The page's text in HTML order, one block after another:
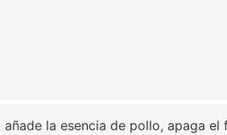
añade la esencia de pollo, apaga el